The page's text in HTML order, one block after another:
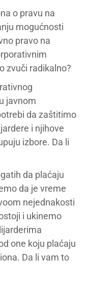
o pravu na
mogućnosti
pravo na
zvuči radikalno?
javnom
da zaštitimo
i njihove
izbore. Da li
da plaćaju
da je vreme
nejednakosti
i ukinemo
one koju plaćaju
Da li vam to